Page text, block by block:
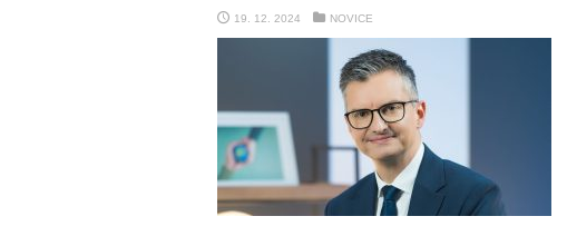
19. 12. 2024 NOVICE